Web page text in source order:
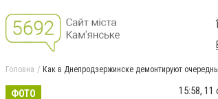
Головна Как в Днепродзержинске демонтируют
ФОТО 15:58, 11